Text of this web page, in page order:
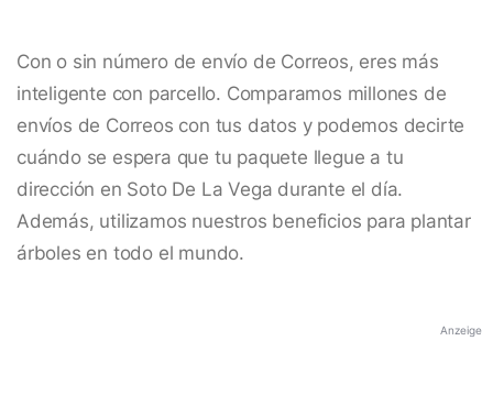
Con o sin número de envío de Correos, eres más
inteligente con parcello. Comparamos millones de
envíos de Correos con tus datos y podemos decirte
cuándo se espera que tu paquete llegue a tu
dirección en Soto De La Vega durante el día.
Además, utilizamos nuestros beneficios para plantar
árboles en todo el mundo.
Anzeige